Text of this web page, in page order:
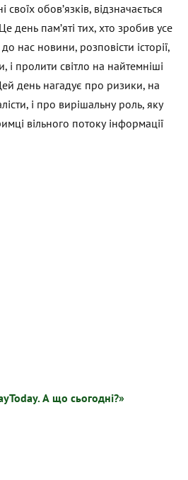
обов’язків, відзначається
день пам’яті тих, хто зробив усе
нас новини, розповісти історії,
і пролити світло на найтемніші
день нагадує про ризики, на
і про вирішальну роль, яку
вільного потоку інформації
А що сьогодні?»